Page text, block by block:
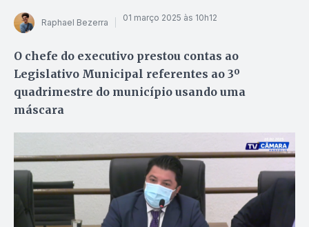
Raphael Bezerra 01 março 2025 às 10h12
O chefe do executivo prestou contas ao
Legislativo Municipal referentes ao 3º
quadrimestre do município usando uma
máscara